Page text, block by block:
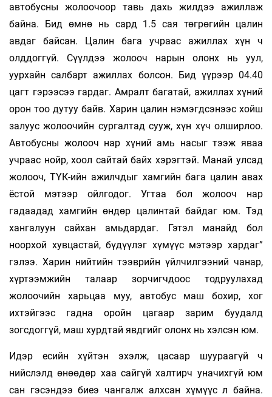
автобусны жолоочоор тавь дахь жилдээ ажиллаж
байна. Бид өмнө нь сард 1.5 сая төгрөгийн цалин
авдаг байсан. Цалин бага учраас ажиллах хүн ч
олддоггүй. Сүүлдээ жолооч нарын олонх нь уул,
уурхайн салбарт ажиллах болсон. Бид үүрээр 04.40
цагт гэрээсээ гардаг. Амралт багатай, ажиллах хүний
орон тоо дутуу байв. Харин цалин нэмэгдсэнээс хойш
залуус жолоочийн сургалтад сууж, хүн хүч олширлоо.
Автобусны жолооч нар хүний амь насыг тээж яваа
учраас нойр, хоол сайтай байх хэрэгтэй. Манай улсад
жолооч, ТҮК-ийн ажилчдыг хамгийн бага цалин авах
ёстой мэтээр ойлгодог. Угтаа бол жолооч нар
гадаадад хамгийн өндөр цалинтай байдаг юм. Тэд
хангалуун сайхан амьдардаг. Гэтэл манайд бол
ноорхой хувцастай, бүдүүлэг хүмүүс мэтээр хардаг”
гэлээ. Харин нийтийн тээврийн үйлчилгээний чанар,
хүртээмжийн талаар зорчигчдоос тодруулахад
жолоочийн харьцаа муу, автобус маш бохир, хог
ихтэйгээс гадна оройн цагаар зарим буудалд
зогсдоггүй, маш хурдтай явдгийг олонх нь хэлсэн юм.
Идэр есийн хүйтэн эхэлж, цасаар шуураагүй ч
нийслэлд өнөөдөр хаа сайгүй халтирч уначихгүй юм
сан гэсэндээ биеэ чангалж алхсан хүмүүс л байна.